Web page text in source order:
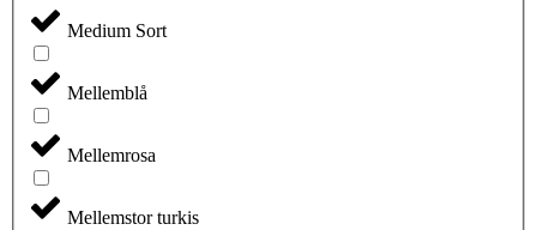
Medium Sort
Mellemblå
Mellemrosa
Mellemstor turkis